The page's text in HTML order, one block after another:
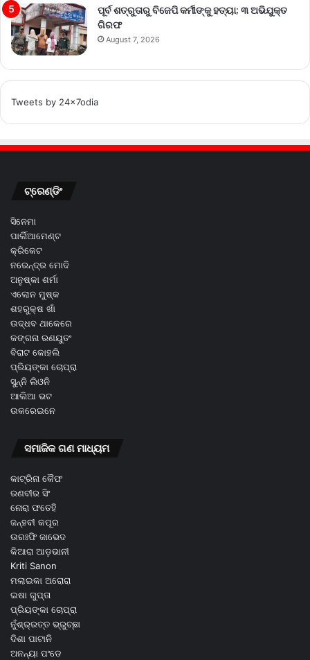
ପୂର୍ବ ଶତ୍ରୁତାରୁ ବିଜେପି କର୍ମୀଙ୍କୁ ହତ୍ୟା; ୩ ଅଭିଯୁକ୍ତ
ଗିରଫ
August 7, 2026
Tweets by 24x7odia
ଟ୍ରେଣ୍ଡିଂ
ସିନେମା
ପାର୍ଲିଆମେଣ୍ଟ
କ୍ରିକେଟ
ନରେନ୍ଦ୍ର ମୋଦି
ଅନୁଷ୍କା ଶର୍ମା
ଏଲୋନ ମୁଷ୍କ
ଶହରୁକ୍ଷ ଖାଁ
ଉଦ୍ଧବ ଥାକେରେ
କଙ୍ଗନା ରଣୟୁତଂ
ବିରାଟ କୋହଲି
ପ୍ରିୟଙ୍କା ଚୋପ୍ରା
ସୁନ୍ନି ଲିଓନି
ଆଲିଆ ଭଟ
ଉକରେଇନେ
ସମାଜିକ ଗଣ ମାଧ୍ୟମ
କାଟ୍ରିନା କୈଫ
ରଣବୀର ସିଂ
ନୋରା ଫତେହି
ଜନ୍ହବୀ କପୂର
ଉରଃଫି ଜାଭେଦ
କିଆରା ଆଡ଼ଭାନୀ
Kriti Sanon
ମଲାଇକା ଅରୋରା
ଇଷା ଗୁପ୍ତା
ପ୍ରିୟଙ୍କା ଚୋପ୍ରା
ନୁଁଶ୍ର୍ରତ୍ତ ଭ୍ରୁଚ୍ଛା
ଦିଶା ପାଟାନି
ଅନନ୍ୟା ପଂଡେ